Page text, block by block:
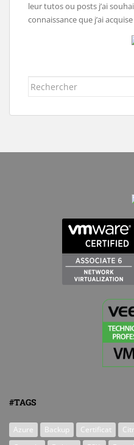
leur tutos ou posts j’ai
connaissance que j’ai
Rechercher...
#TAGS
Azure Backup Certificat